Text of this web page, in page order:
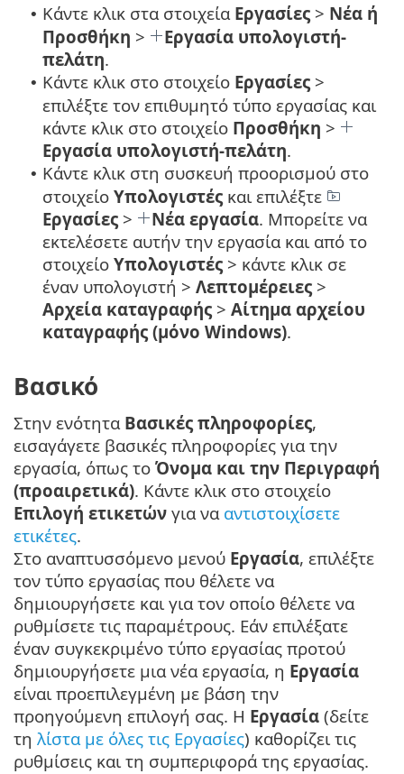
• Κάντε κλικ στα στοιχεία Εργασίες > Νέα ή
Προσθήκη >
Εργασία υπολογιστή-
πελάτη.
• Κάντε κλικ στο στοιχείο Εργασίες >
επιλέξτε τον επιθυμητό τύπο εργασίας και
κάντε κλικ στο στοιχείο Προσθήκη >
Εργασία υπολογιστή-πελάτη.
• Κάντε κλικ στη συσκευή προορισμού στο
στοιχείο Υπολογιστές και επιλέξτε
Εργασίες > Νέα εργασία. Μπορείτε να
εκτελέσετε αυτήν την εργασία και από το
στοιχείο Υπολογιστές > κάντε κλικ σε
έναν υπολογιστή > Λεπτομέρειες >
Αρχεία καταγραφής > Αίτημα αρχείου
καταγραφής (μόνο Windows).
Βασικό
Στην ενότητα Βασικές πληροφορίες,
εισαγάγετε βασικές πληροφορίες για την
εργασία, όπως το Όνομα και την Περιγραφή
(προαιρετικά). Κάντε κλικ στο στοιχείο
Επιλογή ετικετών για να αντιστοιχίσετε
ετικέτες.
Στο αναπτυσσόμενο μενού Εργασία, επιλέξτε
τον τύπο εργασίας που θέλετε να
δημιουργήσετε και για τον οποίο θέλετε να
ρυθμίσετε τις παραμέτρους. Εάν επιλέξατε
έναν συγκεκριμένο τύπο εργασίας προτού
δημιουργήσετε μια νέα εργασία, η Εργασία
είναι προεπιλεγμένη με βάση την
προηγούμενη επιλογή σας. Η Εργασία (δείτε
τη λίστα με όλες τις Εργασίες) καθορίζει τις
ρυθμίσεις και τη συμπεριφορά της εργασίας.